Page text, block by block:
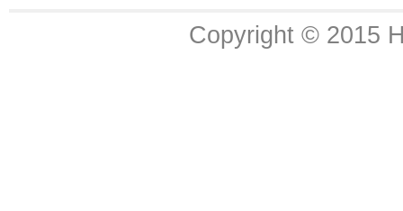
Copyright © 2015